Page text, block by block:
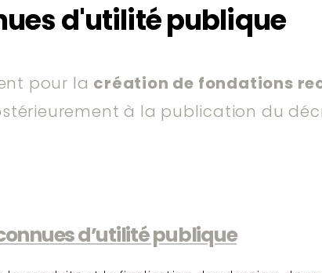
d'utilité publique
pour la création de fondations
à la publication du
d’utilité publique